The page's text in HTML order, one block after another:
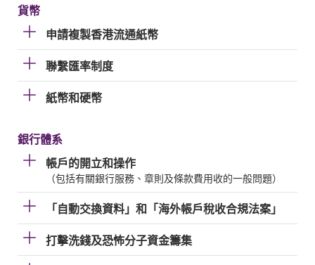
貨幣
申請複製香港流通紙幣
聯繫匯率制度
紙幣和硬幣
銀行體系
帳戶的開立和操作
（包括有關銀行服務、章則及條款費用收的一般問題）
「自動交換資料」和「海外帳戶稅收合規法案」
打擊洗錢及恐怖分子資金籌集